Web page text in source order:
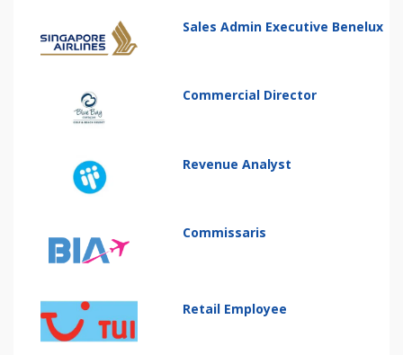
Sales Admin Executive Benelux
Commercial Director
Revenue Analyst
Commissaris
Retail Employee